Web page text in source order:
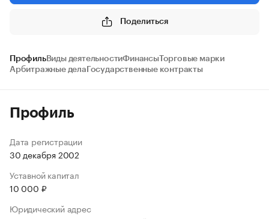
Поделиться
ПрофильВиды деятельностиФинансыТорговые марки
Арбитражные дела Государственные контракты
Профиль
Дата регистрации
30 декабря 2002
Уставной капитал
10 000 ₽
Юридический адрес